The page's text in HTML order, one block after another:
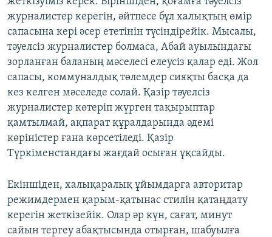
журналистер керегін, әйтпесе бұл халықтың өмір
сапасына кері әсер ететінін түсіндірейік. Мысалы,
тәуелсіз журналистер болмаса, Абай ауылындағы
зорланған баланың мәселесі елеусіз қалар еді. Жол
сапасы, коммуналдық төлемдер сияқты басқа да
кез келген мәселеде солай. Қазір тәуелсіз
журналистер көтеріп жүрген тақырыптар
қамтылмай, ақпарат құралдарында әдемі
көріністер ғана көрсетіледі. Қазір
Түркіменстандағы жағдай осыған ұқсайды.
Екіншіден, халықаралық ұйымдарға авторитар
режимдермен қарым-қатынас стилін қатаңдату
керегін жеткізейік. Олар әр күн, сағат, минут
сайын тергеу абақтысында отырған, шабуылға